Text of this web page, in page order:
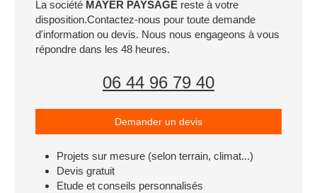
La société MAYER PAYSAGE reste à votre
disposition.Contactez-nous pour toute demande
d'information ou devis. Nous nous engageons à vous
répondre dans les 48 heures.
06 44 96 79 40
Demander un devis
Projets sur mesure (selon terrain, climat...)
Devis gratuit
Etude et conseils personnalisés